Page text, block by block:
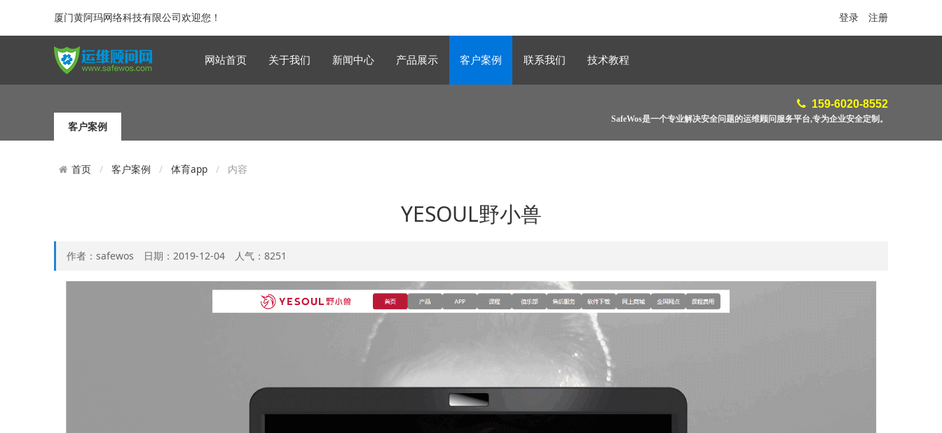
厦门黄阿玛网络科技有限公司欢迎您！ 登录 注册
网站首页 关于我们 新闻中心 产品展示 客户案例 联系我们 技术教程
客户案例
159-6020-8552
SafeWos是一个专业解决安全问题的运维顾问服务平台,专为企业安全定制。
首页 客户案例 体育app 内容
YESOUL野小兽
作者：safewos 日期：2019-12-04 人气：8251